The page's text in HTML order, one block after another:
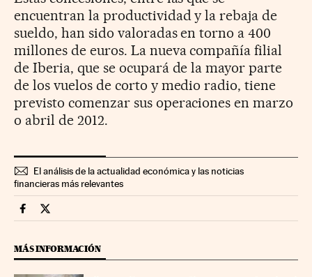
encuentran la productividad y la rebaja de
sueldo, han sido valoradas en torno a 400
millones de euros. La nueva compañía filial
de Iberia, que se ocupará de la mayor parte
de los vuelos de corto y medio radio, tiene
previsto comenzar sus operaciones en marzo
o abril de 2012.
El análisis de la actualidad económica y las noticias
financieras más relevantes
Companias Cinco Días en Facebook
Companias Cinco Días en Twitter
MÁS INFORMACIÓN